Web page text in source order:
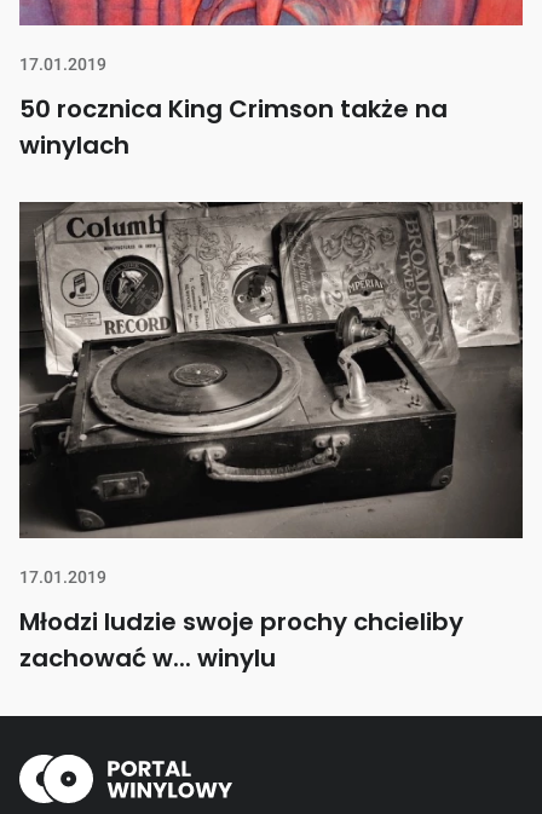
17.01.2019
50 rocznica King Crimson także na
winylach
17.01.2019
Młodzi ludzie swoje prochy chcieliby
zachować w... winylu